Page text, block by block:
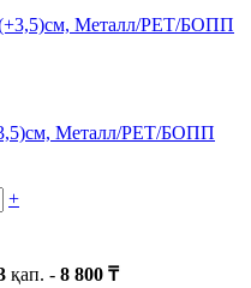
Металл/PET/БОПП
+
қап. - 8 800 ₸